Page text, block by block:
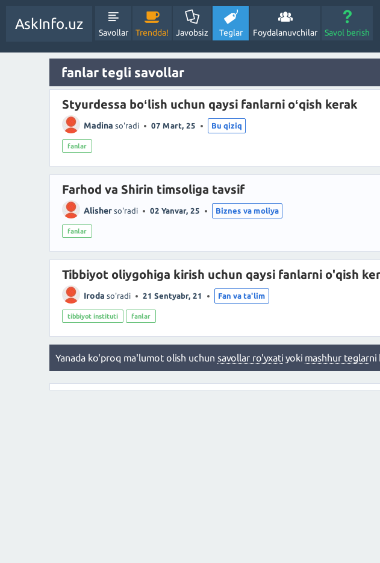
AskInfo.uz
Savollar Trendda! Javobsiz Teglar Foydalanuvchilar Savol berish
fanlar tegli savollar
Styurdessa boʻlish uchun qaysi fanlarni oʻqish kerak
Madina so'radi 07 Mart, 25 Bu qiziq
fanlar
Farhod va Shirin timsoliga tavsif
Alisher so'radi 02 Yanvar, 25 Biznes va moliya
fanlar
Tibbiyot oliygohiga kirish uchun qaysi fanlarni o'qish
Iroda so'radi 21 Sentyabr, 21 Fan va ta'lim
tibbiyot instituti fanlar
Yanada ko'proq ma'lumot olish uchun savollar ro'yxati yoki mashhur teglarni